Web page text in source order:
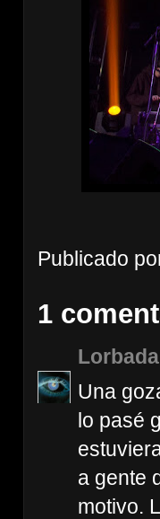
Publicado
1
Lorbada
Una
lo pasé
a gente
motivo.